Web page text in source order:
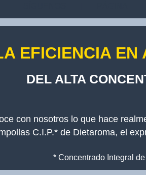
EFICIENCIA EN
DEL ALTA
con nosotros lo que hace
C.I.P.* de Dietaroma, el
* Concentrado Integral